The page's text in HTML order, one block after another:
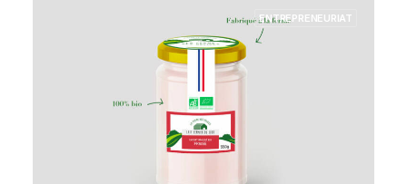
ENTREPRENEURIAT